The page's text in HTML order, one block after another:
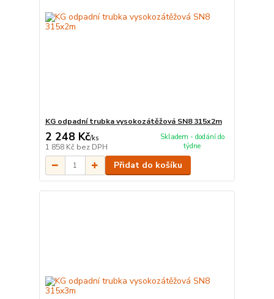
KG odpadní trubka vysokozátěžová SN8 315x2m
2 248 Kč/ks
1 858 Kč bez DPH
Skladem - dodání do
týdne
Přidat do košíku